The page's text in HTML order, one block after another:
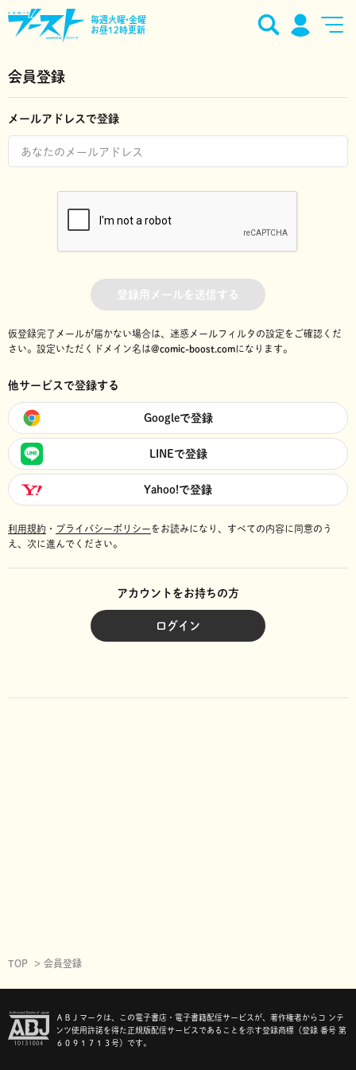
毎週火曜•金曜
お昼12時更新
会員登録
メールアドレスで登録
登録用メールを送信する
仮登録完了メールが届かない場合は、迷惑メールフィルタの設定をご確認くだ
さい。 設定いただくドメイン名は@comic-boost.comになります。
他サービスで登録する
Googleで登録
LINEで登録
Yahoo!で登録
利用規約 ・ プライバシーポリシーをお読みになり、 すべての内容に同意のう
え、次に進んでください。
アカウントをお持ちの方
ログイン
TOP 会員登録
ＡＢＪマークは、この電子書店・電子書籍配信サービスが、著作権者からコ ンテ
ンツ使用許諾を得た正規版配信サービスであることを示す登録商標（登録 番号 第
６０９１７１３号）です。